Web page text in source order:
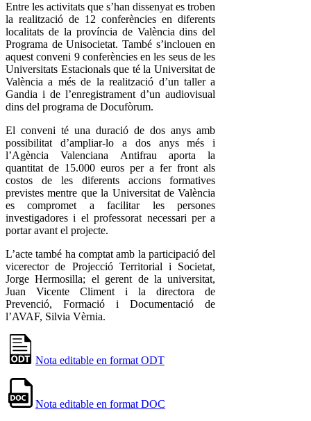
Entre les activitats que s’han dissenyat es troben
la realització de 12 conferències en diferents
localitats de la província de València dins del
Programa de Unisocietat. També s’inclouen en
aquest conveni 9 conferències en les seus de les
Universitats Estacionals que té la Universitat de
València a més de la realització d’un taller a
Gandia i de l’enregistrament d’un audiovisual
dins del programa de Docufòrum.
El conveni té una duració de dos anys amb
possibilitat d’ampliar-lo a dos anys més i
l’Agència Valenciana Antifrau aporta la
quantitat de 15.000 euros per a fer front als
costos de les diferents accions formatives
previstes mentre que la Universitat de València
es compromet a facilitar les persones
investigadores i el professorat necessari per a
portar avant el projecte.
L’acte també ha comptat amb la participació del
vicerector de Projecció Territorial i Societat,
Jorge Hermosilla; el gerent de la universitat,
Juan Vicente Climent i la directora de
Prevenció, Formació i Documentació de
l’AVAF, Silvia Vèrnia.
Nota editable en format ODT
Nota editable en format DOC